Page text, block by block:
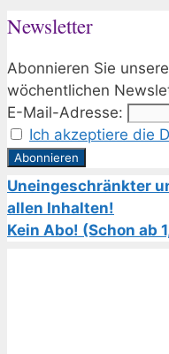
Newsletter
Abonnieren Sie
wöchentlichen
E-Mail-Adresse:
Ich akzeptiere die
Uneingeschränkter
allen Inhalten!
Kein Abo! (Schon ab